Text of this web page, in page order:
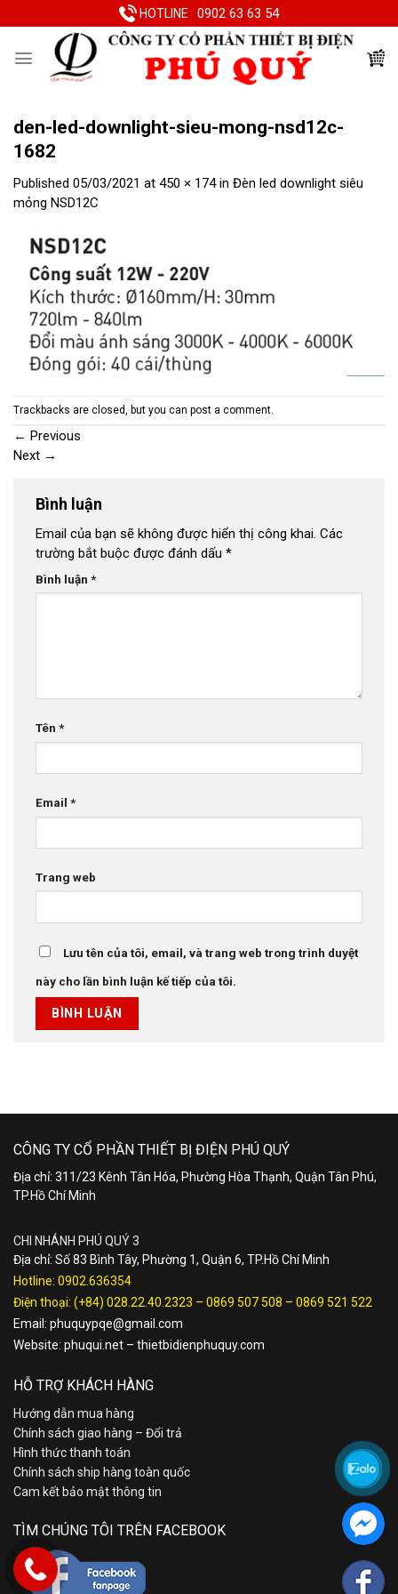
to
HOTLINE 0902 63 63 54
den-led-downlight-sieu-mong-nsd12c-
1682
Published 05/03/2021 at 450 × 174in Đèn led downlight siêu
mỏng NSD12C
Trackbacks are closed, but you can post a comment.
← Previous
Next →
Bình luận
Email của bạn sẽ không được hiển thị công khai. Các
trường bắt buộc được đánh dấu *
Bình luận *
Tên *
Email *
Trang web
Lưu tên của tôi, email, và trang web trong trình duyệt
này cho lần bình luận kế tiếp của tôi.
CÔNG TY CỔ PHẦN THIẾT BỊ ĐIỆN PHÚ QUÝ
Địa chỉ: 311/23 Kênh Tân Hóa, Phường Hòa Thạnh, Quận Tân Phú,
TP.Hồ Chí Minh
CHI NHÁNH PHÚ QUÝ 3
Địa chỉ: Số 83 Bình Tây, Phường 1, Quận 6, TP.Hồ Chí Minh
Hotline: 0902.636354
Điện thoại: (+84) 028.22.40.2323 – 0869 507 508 – 0869 521 522
Email: phuquypqe@gmail.com
Website: phuqui.net – thietbidienphuquy.com
HỖ TRỢ KHÁCH HÀNG
Hướng dẫn mua hàng
Chính sách giao hàng – Đổi trả
Hình thức thanh toán
Chính sách ship hàng toàn quốc
Cam kết bảo mật thông tin
TÌM CHÚNG TÔI TRÊN FACEBOOK